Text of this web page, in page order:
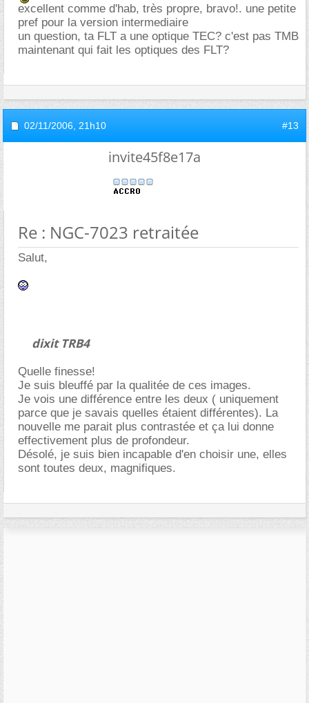
excellent comme d'hab, très propre, bravo!. une petite
pref pour la version intermediaire
un question, ta FLT a une optique TEC? c'est pas TMB
maintenant qui fait les optiques des FLT?
02/11/2006, 21h10 #13
invite45f8e17a
Re : NGC-7023 retraitée
Salut,
dixit TRB4
Quelle finesse!
Je suis bleuffé par la qualitée de ces images.
Je vois une différence entre les deux ( uniquement
parce que je savais quelles étaient différentes). La
nouvelle me parait plus contrastée et ça lui donne
effectivement plus de profondeur.
Désolé, je suis bien incapable d'en choisir une, elles
sont toutes deux, magnifiques.